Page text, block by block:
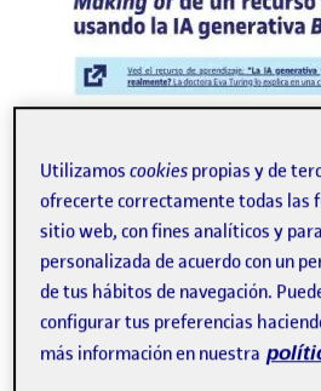
Utilizamoscookies propias y de
ofrecerte correctamente todas las
sitio web, con fines analíticos y
personalizada de acuerdo con un
de tus hábitos de navegación.
configurar tus preferencias
más información en nuestra